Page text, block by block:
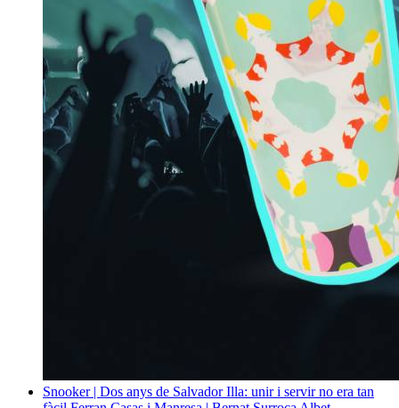
Snooker | Dos anys de Salvador Illa: unir i servir no era tan